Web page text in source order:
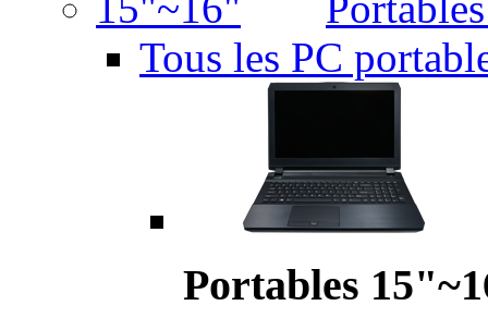
Tous les PC
Portables